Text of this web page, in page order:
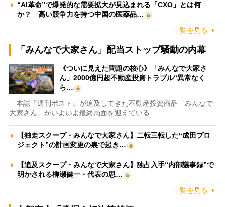
“AI革命”で爆発的な需要拡大が見込まれる「CXO」とは何
か？ 高い競争力を持つ中国の医薬品…
一覧を見る
「みんなで大家さん」配当ストップ騒動の内幕
《ついに見えた問題の核心》「みんなで大家さ
ん」2000億円超不動産投資トラブル“異常なく
ら…
本誌『週刊ポスト』が追及してきた不動産投資商品「みんなで
大家さん」がいよいよ最終局面を迎えている…
【独走スクープ・みんなで大家さん】二転三転した“成田プロ
ジェクト”の計画変更の裏で起き…
【追及スクープ・みんなで大家さん】独占入手“内部議事録”で
明かされる柳瀬健一・代表の思…
一覧を見る